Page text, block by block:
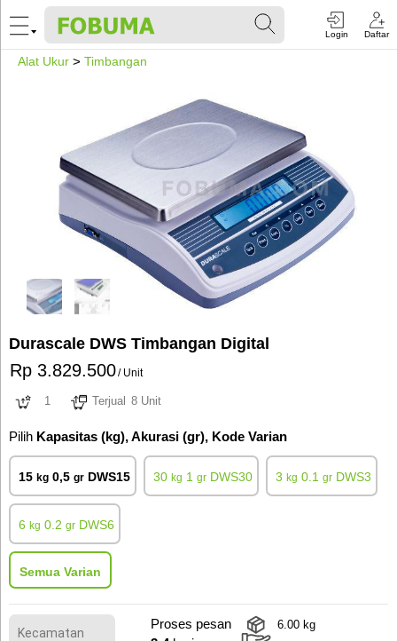
Login Daftar
Alat Ukur > Timbangan
Durascale DWS Timbangan Digital
Rp 3.829.500/ Unit
1 Terjual 8 Unit
Pilih Kapasitas (kg), Akurasi (gr), Kode Varian
15 kg 0,5 gr DWS15 30 kg 1 gr DWS30 3 kg 0.1 gr DWS3
6 kg 0.2 gr DWS6
Semua Varian
Proses pesan
6.00 kg